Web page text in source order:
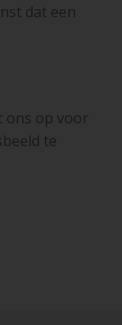
dat een
ons op voor
te